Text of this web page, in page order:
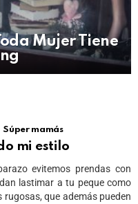
Mujer Tiene
Súper mamás
mi estilo
evitemos prendas con
lastimar a tu peque como
rugosas, que además pueden